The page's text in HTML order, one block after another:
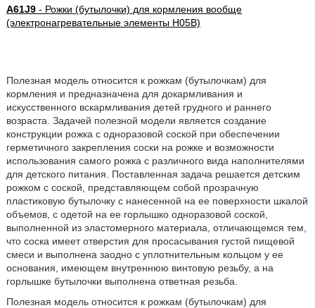
A61J9- Рожки (бутылочки) для кормления вообще
(электронагревательные элементы H05B)
Полезная модель относится к рожкам (бутылочкам) для
кормления и предназначена для докармливания и
искусственного вскармливания детей грудного и раннего
возраста. Задачей полезной модели является создание
конструкции рожка с одноразовой соской при обеспечении
герметичного закрепления соски на рожке и возможности
использования самого рожка с различного вида наполнителями
для детского питания. Поставленная задача решается детским
рожком с соской, представляющем собой прозрачную
пластиковую бутылочку с нанесенной на ее поверхности шкалой
объемов, с одетой на ее горлышко одноразовой соской,
выполненной из эластомерного материала, отличающемся тем,
что соска имеет отверстия для просасывания густой пищевой
смеси и выполнена заодно с уплотнительным кольцом у ее
основания, имеющем внутреннюю винтовую резьбу, а на
горлышке бутылочки выполнена ответная резьба.
Полезная модель относится к рожкам (бутылочкам) для